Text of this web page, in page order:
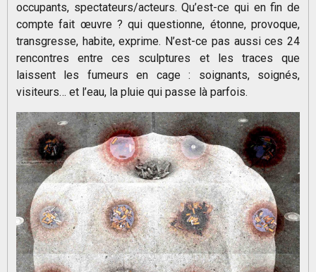
occupants, spectateurs/acteurs. Qu’est-ce qui en fin de
compte fait œuvre ? qui questionne, étonne, provoque,
transgresse, habite, exprime. N’est-ce pas aussi ces 24
rencontres entre ces sculptures et les traces que
laissent les fumeurs en cage : soignants, soignés,
visiteurs… et l’eau, la pluie qui passe là parfois.